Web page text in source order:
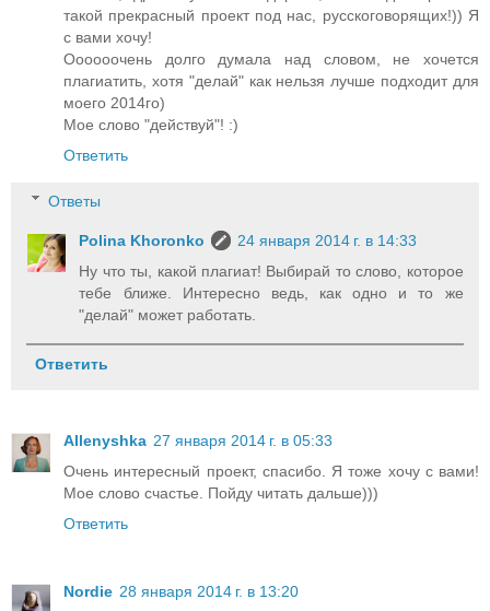
такой прекрасный проект под нас, русскоговорящих!)) Я
с вами хочу!
Оооооочень долго думала над словом, не хочется
плагиатить, хотя "делай" как нельзя лучше подходит для
моего 2014го)
Мое слово "действуй"! :)
Ответить
Ответы
Polina Khoronko
24 января 2014 г. в 14:33
Ну что ты, какой плагиат! Выбирай то слово, которое
тебе ближе. Интересно ведь, как одно и то же
"делай" может работать.
Ответить
Allenyshka 27 января 2014 г. в 05:33
Очень интересный проект, спасибо. Я тоже хочу с вами!
Мое слово счастье. Пойду читать дальше)))
Ответить
Nordie 28 января 2014 г. в 13:20